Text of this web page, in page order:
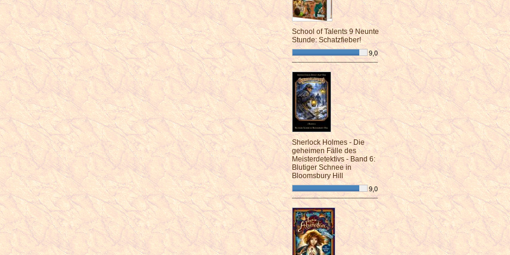
School of Talents 9 Neunte
Stunde: Schatzfieber!
9,0
¯¯¯¯¯¯¯¯¯¯¯¯¯¯¯¯¯¯¯¯¯¯¯¯
Sherlock Holmes - Die
geheimen Fälle des
Meisterdetektivs - Band 6:
Blutiger Schnee in
Bloomsbury Hill
9,0
¯¯¯¯¯¯¯¯¯¯¯¯¯¯¯¯¯¯¯¯¯¯¯¯